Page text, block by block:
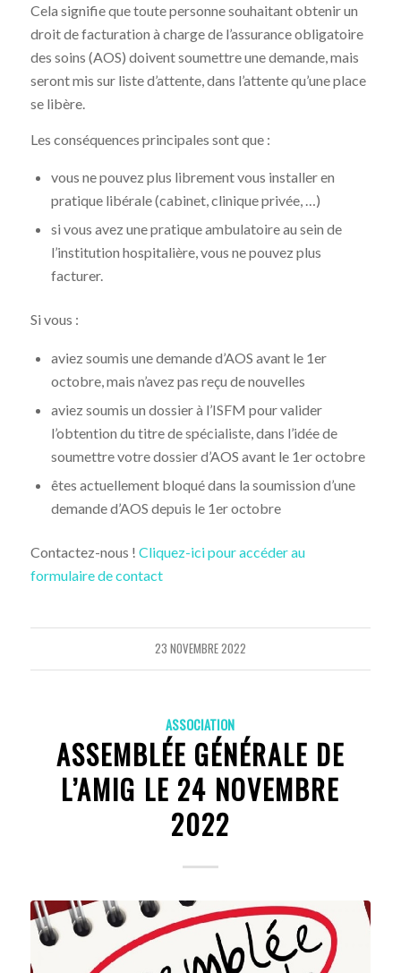
Cela signifie que toute personne souhaitant obtenir un
droit de facturation à charge de l’assurance obligatoire
des soins (AOS) doivent soumettre une demande, mais
seront mis sur liste d’attente, dans l’attente qu’une place
se libère.
Les conséquences principales sont que :
vous ne pouvez plus librement vous installer en
pratique libérale (cabinet, clinique privée, …)
si vous avez une pratique ambulatoire au sein de
l’institution hospitalière, vous ne pouvez plus
facturer.
Si vous :
aviez soumis une demande d’AOS avant le 1er
octobre, mais n’avez pas reçu de nouvelles
aviez soumis un dossier à l’ISFM pour valider
l’obtention du titre de spécialiste, dans l’idée de
soumettre votre dossier d’AOS avant le 1er octobre
êtes actuellement bloqué dans la soumission d’une
demande d’AOS depuis le 1er octobre
Contactez-nous ! Cliquez-ici pour accéder au
formulaire de contact
23 NOVEMBRE 2022
ASSOCIATION
ASSEMBLÉE GÉNÉRALE DE
L’AMIG LE 24 NOVEMBRE
2022